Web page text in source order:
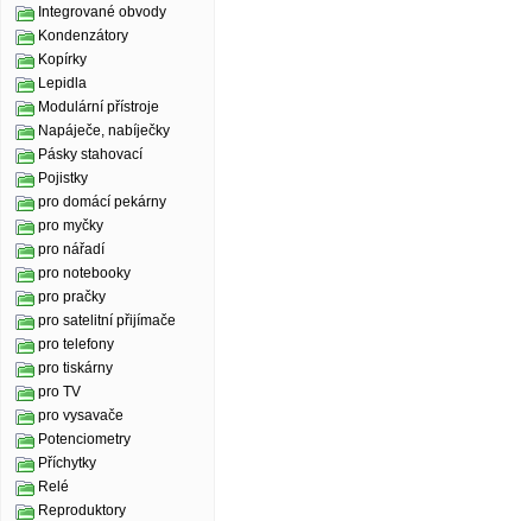
Integrované obvody
Kondenzátory
Kopírky
Lepidla
Modulární přístroje
Napáječe, nabíječky
Pásky stahovací
Pojistky
pro domácí pekárny
pro myčky
pro nářadí
pro notebooky
pro pračky
pro satelitní přijímače
pro telefony
pro tiskárny
pro TV
pro vysavače
Potenciometry
Příchytky
Relé
Reproduktory